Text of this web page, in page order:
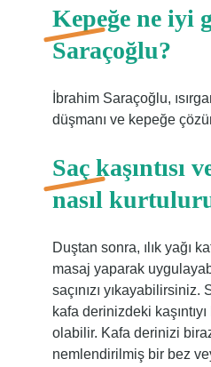
Kepeğe ne iyi
Saraçoğlu?
İbrahim Saraçoğlu,
düşmanı ve kepeğe
Saç kaşıntısı
nasıl
Duştan sonra, ılık yağı
masaj yaparak
saçınızı
kafa derinizdeki
olabilir. Kafa derinizi
nemlendirilmiş bir bez